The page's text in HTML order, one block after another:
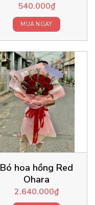
540.000₫
MUA NGAY
Bó hoa hồng Red
Ohara
2.640.000₫